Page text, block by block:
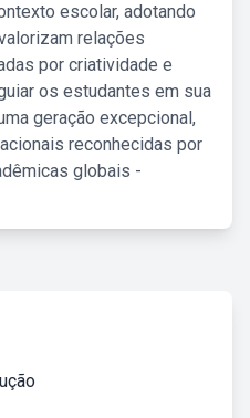
escolar, adotando
relações
por criatividade e
os estudantes em sua
geração excepcional,
reconhecidas por
globais -